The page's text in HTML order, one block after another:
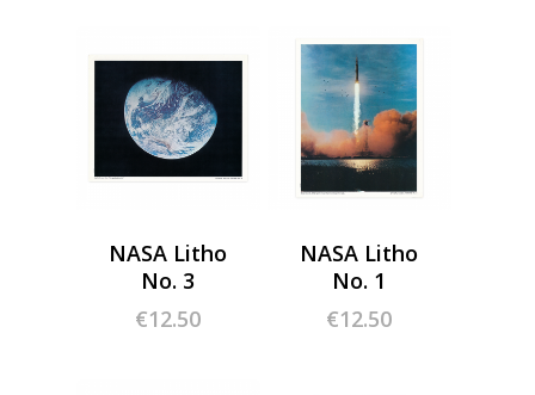
NASA Litho
No. 3
€12.50
NASA Litho
No. 1
€12.50